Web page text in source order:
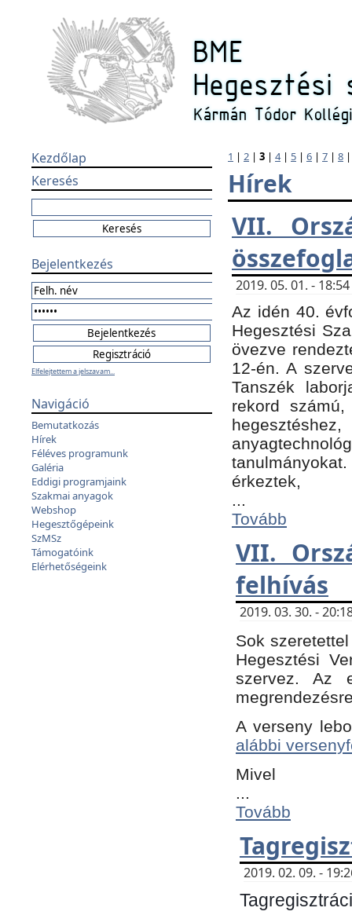
Kezdőlap
Keresés
Bejelentkezés
Elfelejtettem a jelszavam...
Navigáció
Bemutatkozás
Hírek
Féléves programunk
Galéria
Eddigi programjaink
Szakmai anyagok
Webshop
Hegesztőgépeink
SzMSz
Támogatóink
Elérhetőségeink
1 | 2 | 3 | 4| 5 | 6 | 7 | 8
Hírek
VII.
2019. 05. 01. -
Az idén 40.
Hegesztési
övezve
12-én. A
Tanszék
rekord
érkeztek,
...
Tovább
VII.
felhívás
2019. 03. 30. -
Sok
Hegesztési
szervez. Az
A verseny
alábbi
Mivel
...
Tovább
2019. 02. 09. -